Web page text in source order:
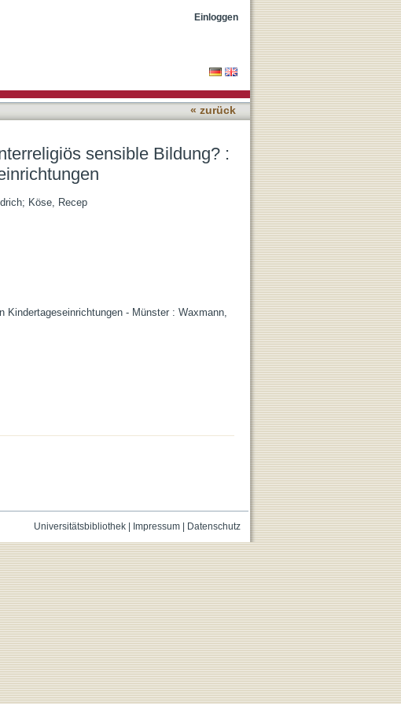
: muslimische Fachkräfte in
Einloggen
« zurück
sensible Bildung? :
; Köse, Recep
Kindertageseinrichtungen - Münster : Waxmann,
Universitätsbibliothek| Impressum| Datenschutz